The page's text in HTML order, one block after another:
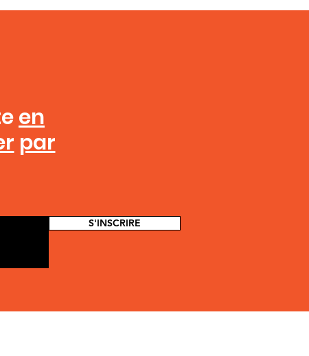
en
par
S'INSCRIRE